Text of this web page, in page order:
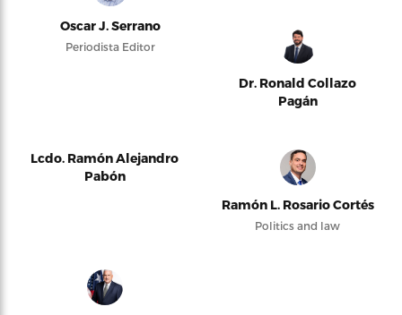
Oscar J. Serrano
Periodista Editor
Dr. Ronald Collazo
Pagán
Lcdo. Ramón Alejandro
Pabón
Ramón L. Rosario Cortés
Politics and law